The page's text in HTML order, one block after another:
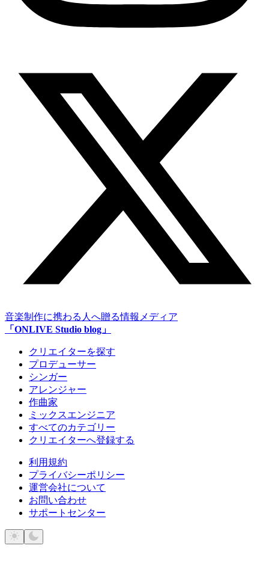
音楽制作に携わる人へ贈る情報メディア
「ONLIVE Studio blog」
クリエイターを探す
プロデューサー
シンガー
アレンジャー
作曲家
ミックスエンジニア
すべてのカテゴリー
クリエイターへ登録する
利用規約
プライバシーポリシー
運営会社について
お問い合わせ
サポートセンター